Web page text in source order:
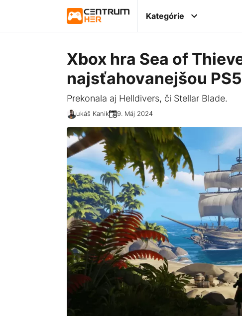
Kategórie
Xbox hra Sea of
najsťahovanejšou
Prekonala aj Helldivers, či Stellar Blade.
Lukáš Kanik 09. Máj 2024